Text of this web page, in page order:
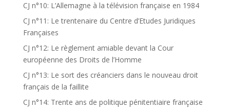
CJ n°10: L’Allemagne à la télévision française en 1984
CJ n°11: Le trentenaire du Centre d’Etudes Juridiques
Françaises
CJ n°12: Le règlement amiable devant la Cour
européenne des Droits de l’Homme
CJ n°13: Le sort des créanciers dans le nouveau droit
français de la faillite
CJ n°14: Trente ans de politique pénitentiaire française